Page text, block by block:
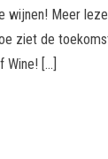
wijnen! Meer
ziet de
Wine! […]